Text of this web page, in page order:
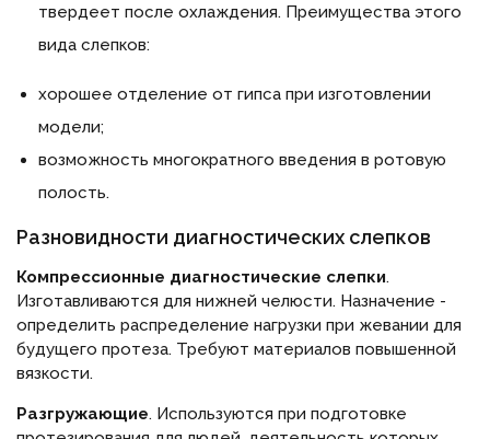
твердеет после охлаждения. Преимущества этого
вида слепков:
хорошее отделение от гипса при изготовлении
модели;
возможность многократного введения в ротовую
полость.
Разновидности диагностических слепков
Компрессионные диагностические слепки.
Изготавливаются для нижней челюсти. Назначение -
определить распределение нагрузки при жевании для
будущего протеза. Требуют материалов повышенной
вязкости.
Разгружающие. Используются при подготовке